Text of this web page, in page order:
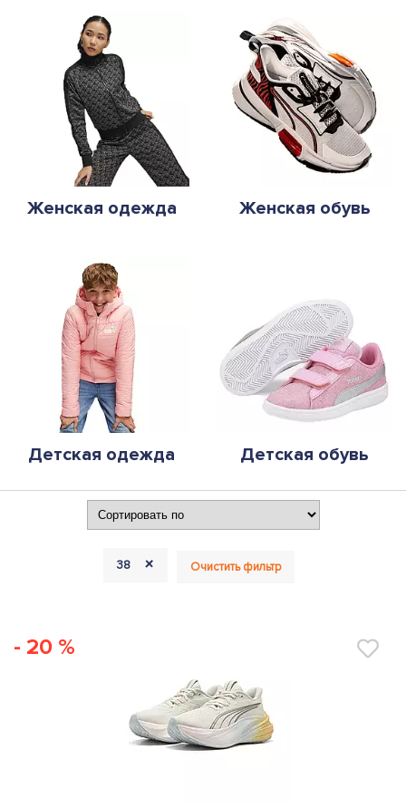
Женская одежда Женская обувь
Детская одежда Детская обувь
38 + Очистить фильтр
- 20 %